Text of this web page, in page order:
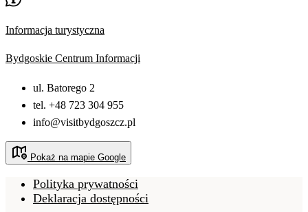
Informacja turystyczna
Bydgoskie Centrum Informacji
ul. Batorego 2
tel. +48 723 304 955
info@visitbydgoszcz.pl
Pokaż na mapie Google
Polityka prywatności
Deklaracja dostępności